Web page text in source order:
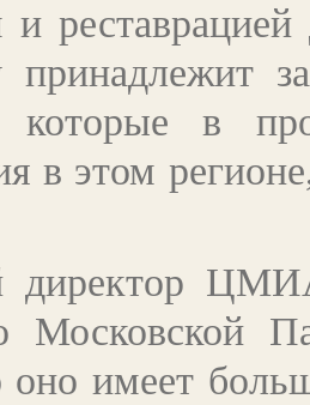
и
которые в
в этом
директор
Московской
оно имеет